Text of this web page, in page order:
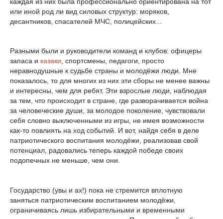
или иной род ли вид силовых структур: моряков,
десантников, спасателей МЧС, полицейских...
Разными были и руководители команд и клубов: офицеры
запаса и казаки , спортсмены, педагоги, просто
неравнодушные к судьбе страны и молодёжи люди. Мне
показалось, то для многих из них эти сборы не менее важны
и интересны, чем для ребят. Эти взрослые люди, наблюдая
за тем, что происходит в стране, где разворачивается война
за человеческие души, за молодое поколение, чувствовали
себя словно выключенными из игры, не имея возможности
как-то повлиять на ход событий. И вот, найдя себя в деле
патриотического воспитания молодёжи, реализовав свой
потенциал, радовались теперь каждой победе своих
подопечных не меньше, чем они.
Государство (увы и ах!) пока не стремится вплотную
заняться патриотическим воспитанием молодёжи,
ограничиваясь лишь избирательными и временными